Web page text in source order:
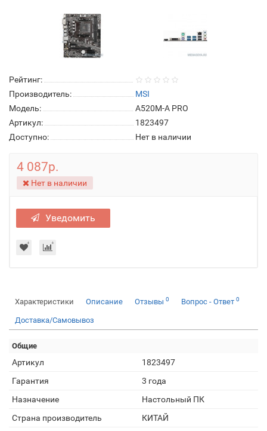
Рейтинг:
Производитель:
MSI
Модель:
A520M-A PRO
Артикул:
1823497
Доступно:
Нет в наличии
4 087р.
Нет в наличии
Уведомить
Характеристики Описание Отзывы 0 Вопрос - Ответ 0
Доставка/Самовывоз
Общие
Артикул
1823497
Гарантия
3 года
Назначение
Настольный ПК
Страна производитель
КИТАЙ